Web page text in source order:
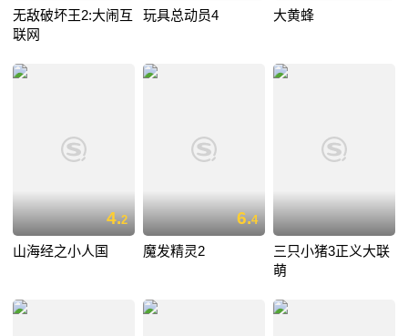
无敌破坏王2:大闹互
联网
玩具总动员4 大黄蜂
4.2
山海经之小人国
6.4
魔发精灵2
三只小猪3正义大联
萌